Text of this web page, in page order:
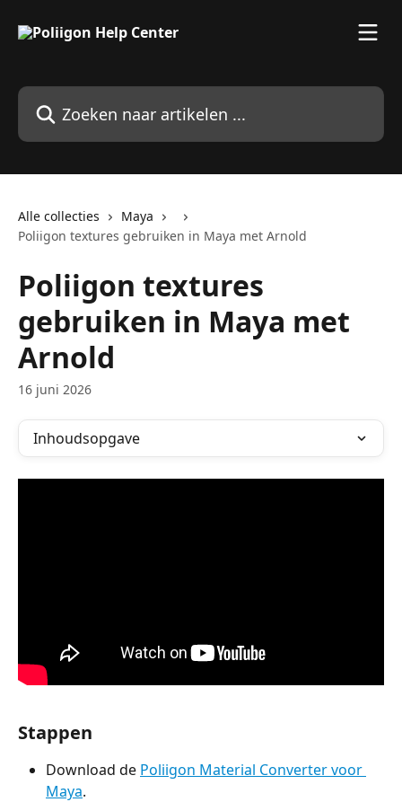
Zoeken naar artikelen ...
Alle collecties
Maya
Poliigon textures gebruiken in Maya met Arnold
Poliigon textures
gebruiken in Maya met
Arnold
16 juni 2026
Inhoudsopgave
Stappen
Download de Poliigon Material Converter voor
Maya.